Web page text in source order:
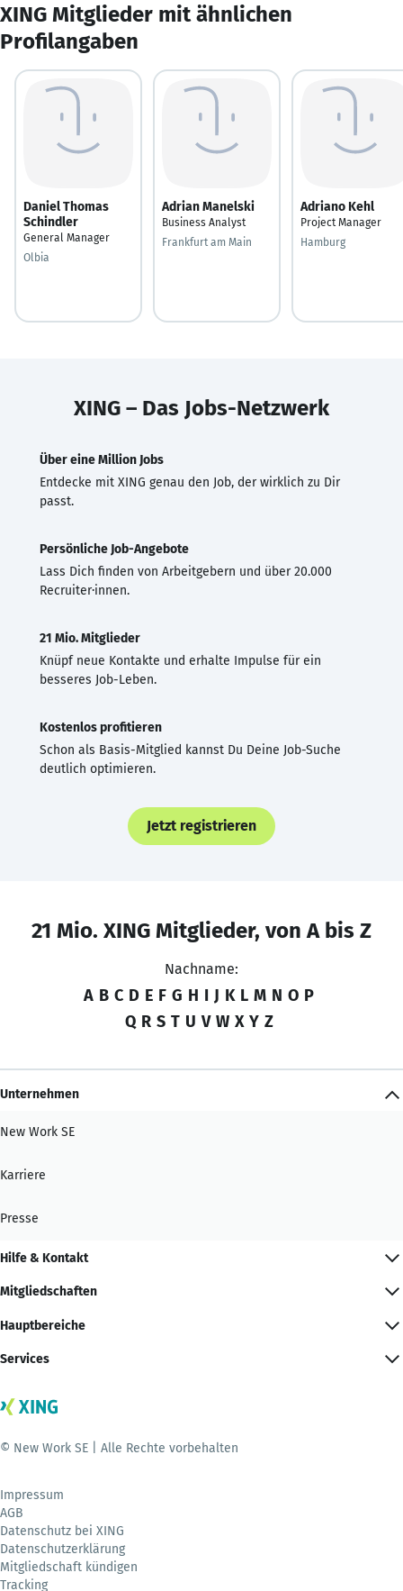
XING Mitglieder mit ähnlichen
Profilangaben
Daniel Thomas
Schindler
General Manager
Olbia
Adrian Manelski
Business Analyst
Frankfurt am Main
Adriano Kehl
Project Manager
Hamburg
XING – Das Jobs-Netzwerk
Über eine Million Jobs
Entdecke mit XING genau den Job, der wirklich zu Dir
passt.
Persönliche Job-Angebote
Lass Dich finden von Arbeitgebern und über 20.000
Recruiter·innen.
21 Mio. Mitglieder
Knüpf neue Kontakte und erhalte Impulse für ein
besseres Job-Leben.
Kostenlos profitieren
Schon als Basis-Mitglied kannst Du Deine Job-Suche
deutlich optimieren.
Jetzt registrieren
21 Mio. XING Mitglieder, von A bis Z
Nachname:
A B C D E F G H I J K L M N O P
Q R S T U V W X Y Z
Unternehmen
New Work SE
Karriere
Presse
Hilfe & Kontakt
Mitgliedschaften
Hauptbereiche
Services
© New Work SE | Alle Rechte vorbehalten
Impressum
AGB
Datenschutz bei XING
Datenschutzerklärung
Mitgliedschaft kündigen
Tracking